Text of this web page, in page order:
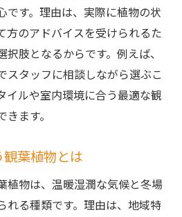
です。理由は、実際に植物の状
方のアドバイスを受けられるた
肢となるからです。例えば、
スタッフに相談しながら選ぶこ
イルや室内環境に合う最適な観
ます。
葉植物とは
植物は、温暖湿潤な気候と冬場
れる種類です。理由は、地域特